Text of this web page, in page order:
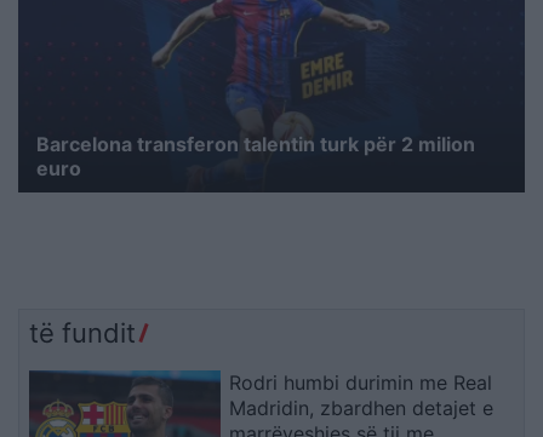
Barcelona transferon talentin turk për 2 milion
euro
të fundit
Rodri humbi durimin me Real
Madridin, zbardhen detajet e